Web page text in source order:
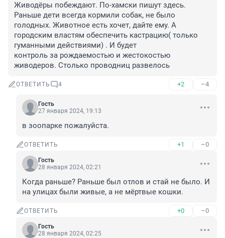
Живодёры побеждают. По-хамски пишут здесь.
Раньше дети всегда кормили собак, не было
голодных. Животное есть хочет, дайте ему. А
городским властям обеспечить кастрацию( только
гуманными действиями) . И будет
контроль за рождаемостью и жестокостью
живодеров. Столько проводниц развелось
ОТВЕТИТЬ 4 +2 –4
Гость
27 января 2024, 19:13
в зоопарке пожалуйста.
ОТВЕТИТЬ +1 –0
Гость
28 января 2024, 02:21
Когда раньше? Раньше был отлов и стай не было. И
на улицах были живые, а не мёртвые кошки.
ОТВЕТИТЬ +0 –0
Гость
28 января 2024, 02:25